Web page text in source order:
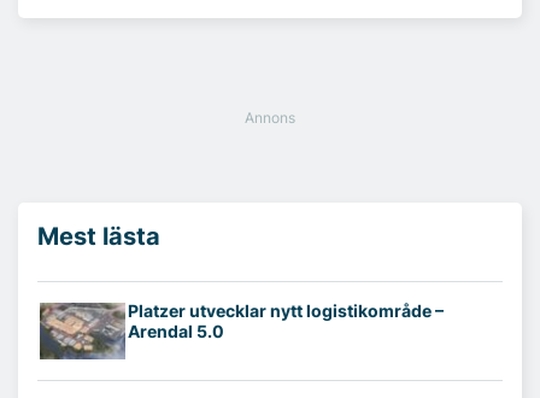
Mest lästa
Platzer utvecklar nytt logistikområde –
Arendal 5.0